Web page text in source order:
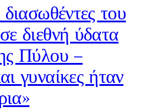
διασωθέντες του
διεθνή ύδατα
Πύλου –
γυναίκες ήταν